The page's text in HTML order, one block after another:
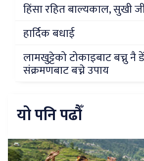
हिंसा रहित बाल्यकाल, सुखी
हार्दिक बधाई
लामखुट्टेको टोकाइबाट बच्नु नै
संक्रमणबाट बच्ने उपाय
यो पनि पढौँ